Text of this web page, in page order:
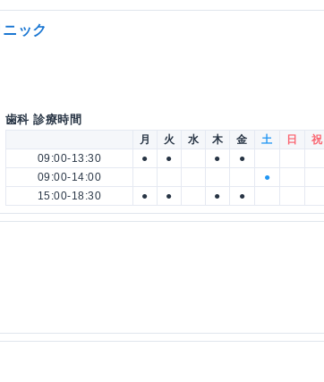
ック
歯科 診療時間
月 火 水 木 金 土 日
祝
09:00-13:30
● ● ●
●
09:00-14:00
●
15:00-18:30
● ● ● ●